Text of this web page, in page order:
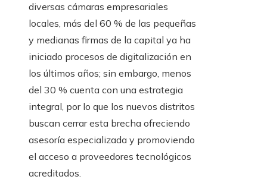
diversas cámaras empresariales
locales, más del 60 % de las pequeñas
y medianas firmas de la capital ya ha
iniciado procesos de digitalización en
los últimos años; sin embargo, menos
del 30 % cuenta con una estrategia
integral, por lo que los nuevos distritos
buscan cerrar esta brecha ofreciendo
asesoría especializada y promoviendo
el acceso a proveedores tecnológicos
acreditados.